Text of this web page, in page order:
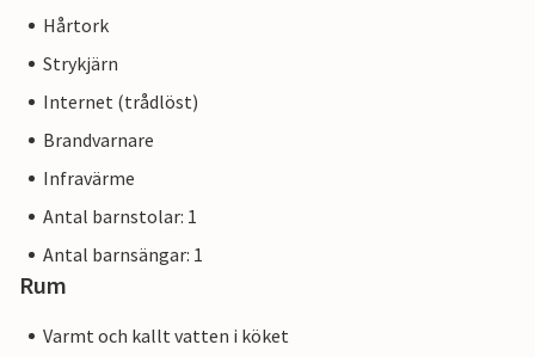
Hårtork
Strykjärn
Internet (trådlöst)
Brandvarnare
Infravärme
Antal barnstolar: 1
Antal barnsängar: 1
Rum
Varmt och kallt vatten i köket